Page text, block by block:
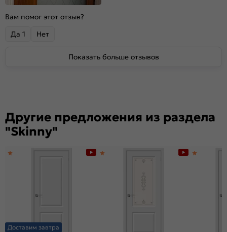
Вам помог этот отзыв?
Да 1 Нет
Показать больше отзывов
Другие предложения из раздела
"Skinny"
Доставим завтра